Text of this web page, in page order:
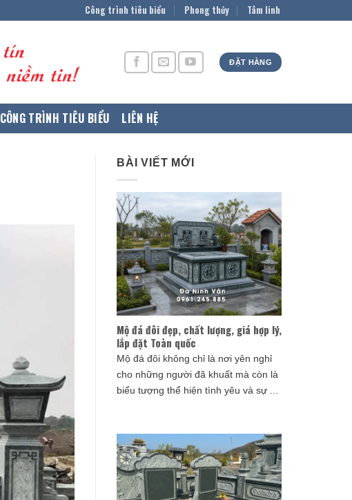
Công trình tiêu biểu Phong thủy Tâm linh
ĐẶT HÀNG
CÔNG TRÌNH TIÊU BIỂU LIÊN HỆ
BÀI VIẾT MỚI
Mộ đá đôi đẹp, chất lượng, giá hợp lý,
lắp đặt Toàn quốc
Mộ đá đôi không chỉ là nơi yên nghỉ
cho những người đã khuất mà còn là
biểu tượng thể hiện tình yêu và sự ...